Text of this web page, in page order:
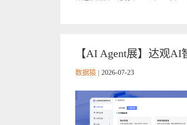
【AI Agent展】达观
数据猿 2026-07-23